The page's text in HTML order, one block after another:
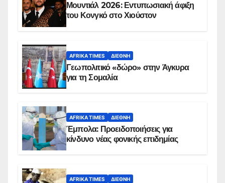
Μουντιάλ 2026: Εντυπωσιακή άφιξη
του Κονγκό στο Χιούστον
AFRIKA TIMES ΔΙΕΘΝΉ
Γεωπολιτικό «δώρο» στην Άγκυρα
για τη Σομαλία
AFRIKA TIMES ΔΙΕΘΝΉ
Έμπολα: Προειδοποιήσεις για
κίνδυνο νέας φονικής επιδημίας
AFRIKA TIMES ΔΙΕΘΝΉ